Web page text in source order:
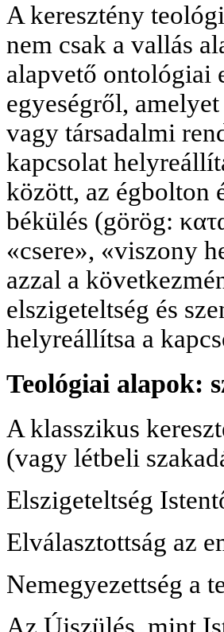
A keresztény
nem csak a vallás
alapvető ontológiai
egyeségről,
vagy társadalmi
kapcsolat
között, az égbolton
békülés (görög:
«csere», «viszony
azzal a
elszigeteltség és
helyreállítsa a
Teológiai alapok:
A klasszikus
(vagy létbeli
Elszigeteltség
Elválasztottság az
Nemegyezettség a
Az Újszülés, mint